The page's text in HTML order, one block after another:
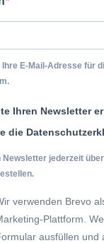
Ihre E-Mail-Adresse für
.
Ihren Newsletter
die
Newsletter jederzeit
verwenden Brevo
Plattform.
ausfüllen und